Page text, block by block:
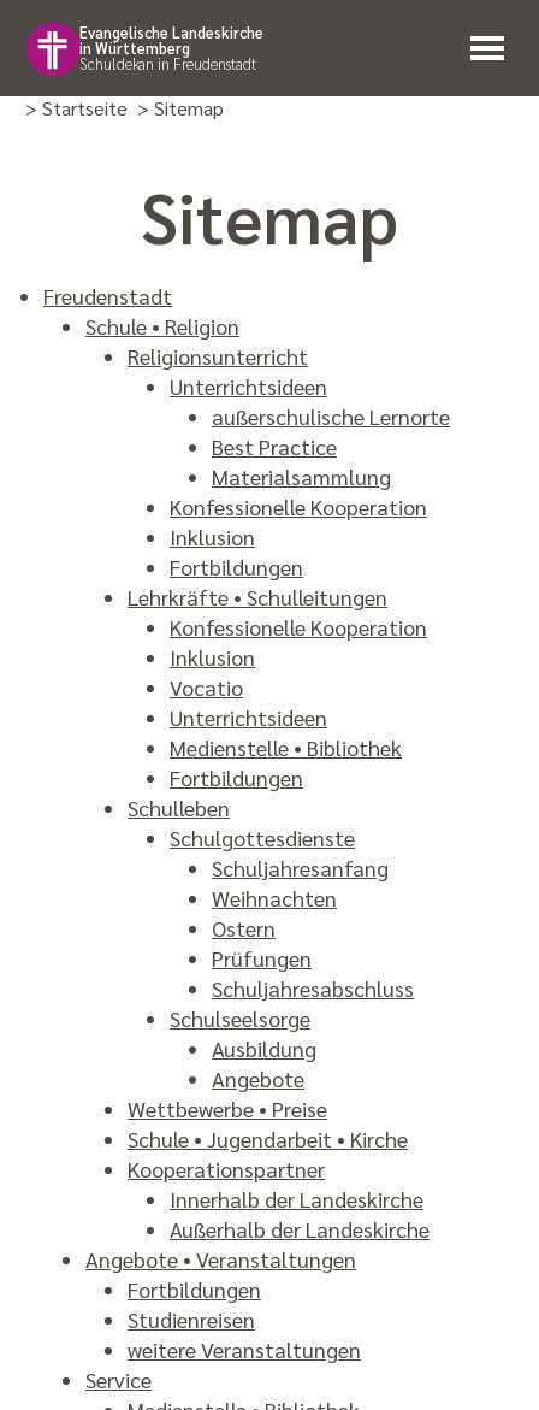
Evangelische Landeskirche
in Württemberg
Schuldekan in Freudenstadt
> Startseite > Sitemap
Sitemap
Freudenstadt
Schule • Religion
Religions­unterricht
Unterrichtsideen
außer­schulische Lernorte
Best Practice
Material­sammlung
Konfes­sionelle Koopera­tion
Inklusion
Fortbildungen
Lehrkräfte • Schulleitungen
Konfes­sionelle Koopera­tion
Inklusion
Vocatio
Unterrichtsideen
Medienstelle • Bibliothek
Fortbildungen
Schulleben
Schulgottesdienste
Schuljahres­anfang
Weihnachten
Ostern
Prüfungen
Schuljahresabschluss
Schulseelsorge
Ausbildung
Angebote
Wettbewerbe • Preise
Schule • Jugendarbeit • Kirche
Kooperations­partner
Innerhalb der Landeskirche
Außerhalb der Landeskirche
Angebote • Veranstal­tungen
Fortbildungen
Studienreisen
weitere Veranstal­tungen
Service